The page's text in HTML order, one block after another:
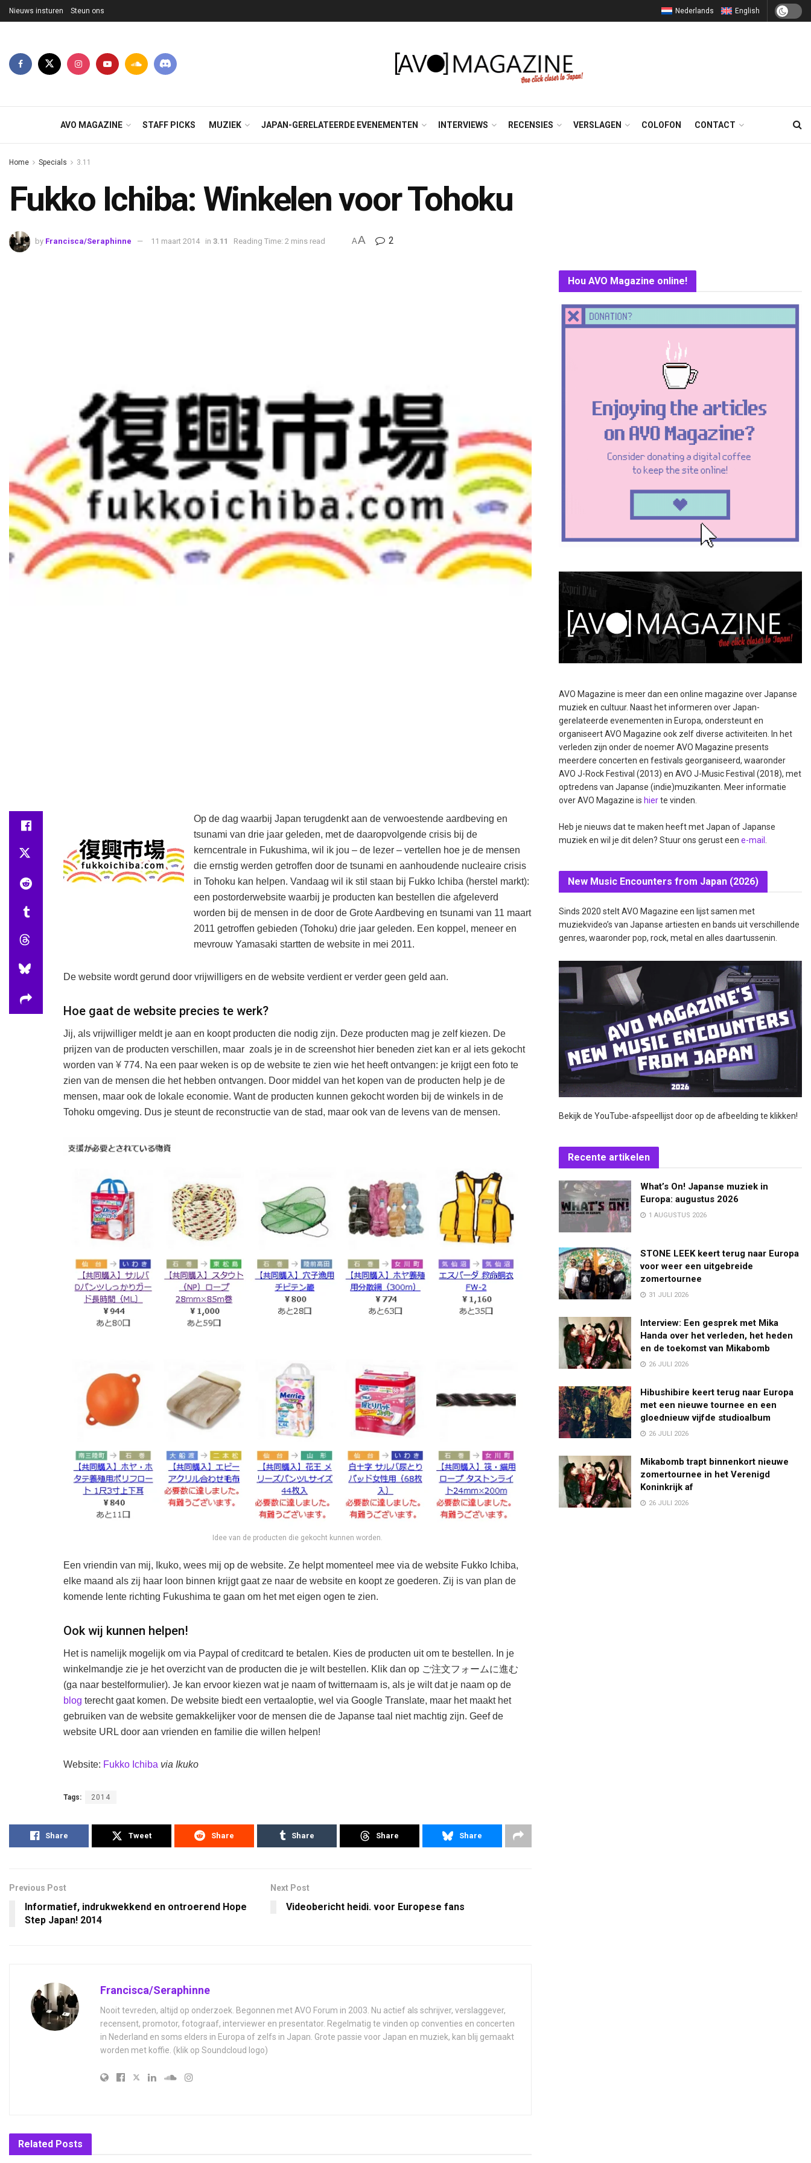
Nieuws insturen Steun ons Nederlands English
AVO MAGAZINE STAFF PICKS MUZIEK JAPAN-GERELATEERDE EVENEMENTEN INTERVIEWS RECENSIES VERSLAGEN COLOFON CONTACT
Home Specials 3.11
Fukko Ichiba: Winkelen voor Tohoku
by Francisca/Seraphinne 11 maart 2014 in 3.11 Reading Time: 2 mins read AA 2
Op de dag waarbij Japan terugdenkt aan de verwoestende aardbeving en
tsunami van drie jaar geleden, met de daaropvolgende crisis bij de
kerncentrale in Fukushima, wil ik jou – de lezer – vertellen hoe je de mensen
die ernstig werden getroffen door de tsunami en aanhoudende nucleaire crisis
in Tohoku kan helpen. Vandaag wil ik stil staan bij Fukko Ichiba (herstel markt):
een postorderwebsite waarbij je producten kan bestellen die afgeleverd
worden bij de mensen in de door de Grote Aardbeving en tsunami van 11 maart
2011 getroffen gebieden (Tohoku) drie jaar geleden. Een koppel, meneer en
mevrouw Yamasaki startten de website in mei 2011.
De website wordt gerund door vrijwilligers en de website verdient er verder geen geld aan.
Hoe gaat de website precies te werk?
Jij, als vrijwilliger meldt je aan en koopt producten die nodig zijn. Deze producten mag je zelf kiezen. De
prijzen van de producten verschillen, maar zoals je in de screenshot hier beneden ziet kan er al iets gekocht
worden van ¥ 774. Na een paar weken is op de website te zien wie het heeft ontvangen: je krijgt een foto te
zien van de mensen die het hebben ontvangen. Door middel van het kopen van de producten help je de
mensen, maar ook de lokale economie. Want de producten kunnen gekocht worden bij de winkels in de
Tohoku omgeving. Dus je steunt de reconstructie van de stad, maar ook van de levens van de mensen.
Idee van de producten die gekocht kunnen worden.
Een vriendin van mij, Ikuko, wees mij op de website. Ze helpt momenteel mee via de website Fukko Ichiba,
elke maand als zij haar loon binnen krijgt gaat ze naar de website en koopt ze goederen. Zij is van plan de
komende lente richting Fukushima te gaan om het met eigen ogen te zien.
Ook wij kunnen helpen!
Het is namelijk mogelijk om via Paypal of creditcard te betalen. Kies de producten uit om te bestellen. In je
winkelmandje zie je het overzicht van de producten die je wilt bestellen. Klik dan op ご注文フォームに進む
(ga naar bestelformulier). Je kan ervoor kiezen wat je naam of twitternaam is, als je wilt dat je naam op de
blog terecht gaat komen. De website biedt een vertaaloptie, wel via Google Translate, maar het maakt het
gebruiken van de website gemakkelijker voor de mensen die de Japanse taal niet machtig zijn. Geef de
website URL door aan vrienden en familie die willen helpen!
Website: Fukko Ichiba via Ikuko
Tags: 2014
Share Tweet Share Share Share Share
Previous Post
Informatief, indrukwekkend en ontroerend Hope
Step Japan! 2014
Next Post
Videobericht heidi. voor Europese fans
Francisca/Seraphinne
Nooit tevreden, altijd op onderzoek. Begonnen met AVO Forum in 2003. Nu actief als schrijver, verslaggever,
recensent, promotor, fotograaf, interviewer en presentator. Regelmatig te vinden op conventies en concerten
in Nederland en soms elders in Europa of zelfs in Japan. Grote passie voor Japan en muziek, kan blij gemaakt
worden met koffie. (klik op Soundcloud logo)
Related Posts
Hou AVO Magazine online!
AVO Magazine is meer dan een online magazine over Japanse
muziek en cultuur. Naast het informeren over Japan-
gerelateerde evenementen in Europa, ondersteunt en
organiseert AVO Magazine ook zelf diverse activiteiten. In het
verleden zijn onder de noemer AVO Magazine presents
meerdere concerten en festivals georganiseerd, waaronder
AVO J-Rock Festival (2013) en AVO J-Music Festival (2018), met
optredens van Japanse (indie)muzikanten. Meer informatie
over AVO Magazine is hierte vinden.
Heb je nieuws dat te maken heeft met Japan of Japanse
muziek en wil je dit delen? Stuur ons gerust een e-mail
New Music Encounters from Japan (2026)
Sinds 2020 stelt AVO Magazine een lijst samen met
muziekvideo’s van Japanse artiesten en bands uit verschillende
genres, waaronder pop, rock, metal en alles daartussenin.
Bekijk de YouTube-afspeellijst door op de afbeelding te klikken!
Recente artikelen
What’s On! Japanse muziek in
Europa: augustus 2026
1 AUGUSTUS 2026
STONE LEEK keert terug naar Europa
voor weer een uitgebreide
zomertournee
31 JULI 2026
Interview: Een gesprek met Mika
Handa over het verleden, het heden
en de toekomst van Mikabomb
26 JULI 2026
Hibushibire keert terug naar Europa
met een nieuwe tournee en een
gloednieuw vijfde studioalbum
26 JULI 2026
Mikabomb trapt binnenkort nieuwe
zomertournee in het Verenigd
Koninkrijk af
26 JULI 2026